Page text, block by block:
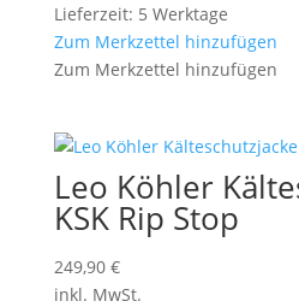
Lieferzeit: 5 Werktage
Zum Merkzettel hinzufügen
Zum Merkzettel hinzufügen
Leo Köhler
KSK Rip Stop
249,90 €
inkl. MwSt.